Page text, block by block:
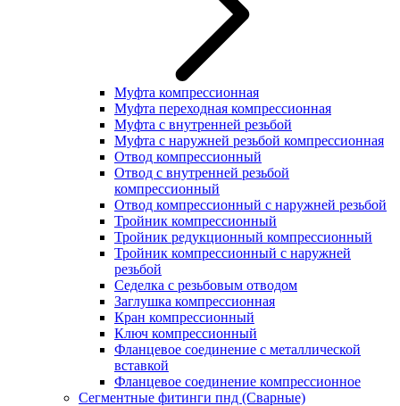
Муфта компрессионная
Муфта переходная компрессионная
Муфта с внутренней резьбой
Муфта с наружней резьбой компрессионная
Отвод компрессионный
Отвод с внутренней резьбой
компрессионный
Отвод компрессионный с наружней резьбой
Тройник компрессионный
Тройник редукционный компрессионный
Тройник компрессионный с наружней
резьбой
Седелка с резьбовым отводом
Заглушка компрессионная
Кран компрессионный
Ключ компрессионный
Фланцевое соединение с металлической
вставкой
Фланцевое соединение компрессионное
Сегментные фитинги пнд (Сварные)